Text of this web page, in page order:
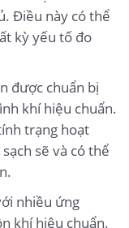
Điều này có thể
kỳ yếu tố đo
được chuẩn bị
khí hiệu chuẩn.
trạng hoạt
sẽ và có thể
nhiều ứng
khí hiệu chuẩn.